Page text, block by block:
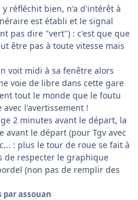
réfléchit bien, n'a d'intérêt à
est établi et le signal
pas dire "vert") : c'est que que
être pas à toute vitesse mais
voit midi à sa fenêtre alors
voie de libre dans cette gare
tout le monde que le foutu
avec l'avertissement !
2 minutes avant le départ, la
le départ (pour Tgv avec
: plus le tour de roue se fait à
de respecter le graphique
(non pas de remplir des
par assouan